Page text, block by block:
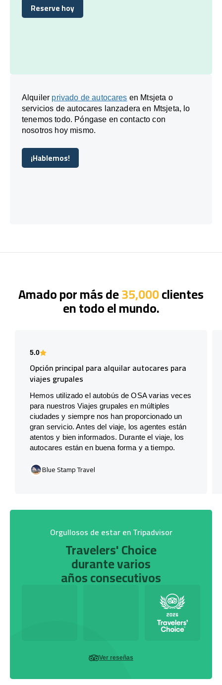
Reserve hoy
Reserve hoy
Alquiler privado de autocares en Mtsjeta o
servicios de autocares lanzadera en Mtsjeta, lo
tenemos todo. Póngase en contacto con
nosotros hoy mismo.
¡Hablemos!
¡Hablemos!
Amado por más de35,000clientes
en todo el mundo.
5.0
Opción principal para alquilar autocares para
viajes grupales
Hemos utilizado el autobús de OSA varias veces
para nuestros Viajes grupales en múltiples
ciudades y siempre nos han proporcionado un
gran servicio. Antes del viaje, los agentes están
atentos y bien informados. Durante el viaje, los
autocares están en buena forma y a tiempo.
Blue Stamp Travel
Orgullosos de estar en Tripadvisor
Travelers' Choice
durante varios
años consecutivos
Ver reseñas